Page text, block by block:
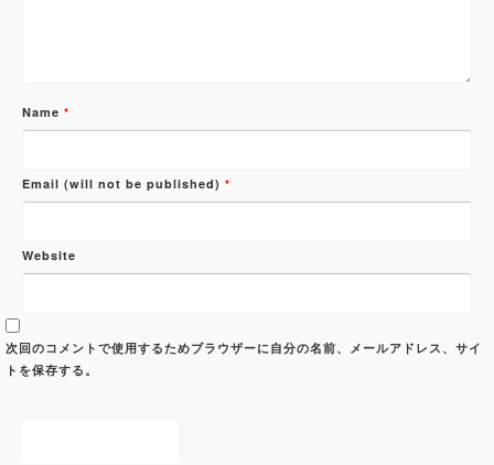
Name *
Email (will not be published) *
Website
次回のコメントで使用するためブラウザーに自分の名前、メールアドレス、サイ
トを保存する。